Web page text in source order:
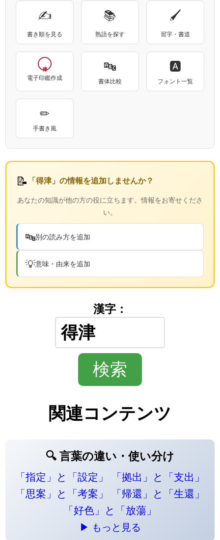
✍
書き順を見る
📚
熟語を探す
🖌
習字・書道
電子印鑑作成
🔤
書体比較
🅰
フォント一覧
✏
手書き風
📝 「得津」の情報を追加しませんか？
あなたの知識が他の方の役に立ちます。情報をお寄せくださ
い。
🔤別の読み方を追加
💡意味・由来を追加
漢字：
関連コンテンツ
🔍 言葉の違い・使い分け
「指定」と「設定」
「拠出」と「支出」
「思案」と「考案」
「帰還」と「生還」
「好色」と「放蕩」
▶ もっと見る